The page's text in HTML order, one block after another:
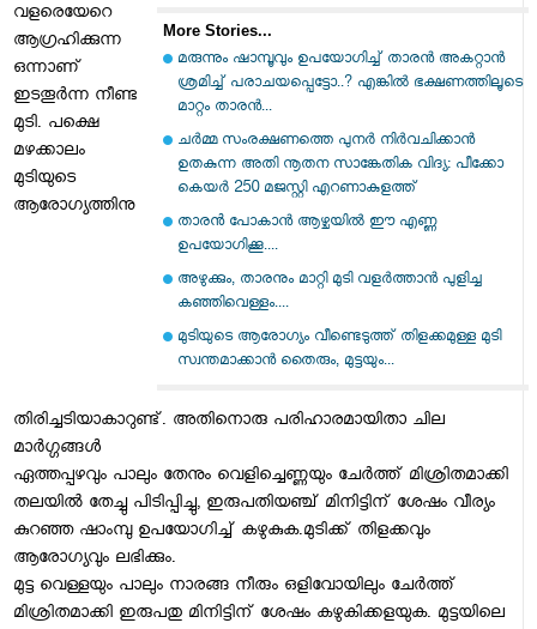
More Stories...
മരുന്നും ഷാമ്പൂവും ഉപയോഗിച്ച് താരൻ അകറ്റാൻ
ശ്രമിച്ച് പരാചയപ്പെട്ടോ..? എങ്കിൽ ഭക്ഷണത്തിലൂടെ
മാറ്റം താരൻ...
ചർമ്മ സംരക്ഷണത്തെ പുനർ നിർവചിക്കാൻ
ഉതകുന്ന അതി നൂതന സാങ്കേതിക വിദ്യ: പീക്കോ
കെയർ 250 മജസ്റ്റി എറണാകുളത്ത്
താരന്‍ പോകാൻ ആഴ്ചയിൽ ഈ എണ്ണ
ഉപയോഗിക്കൂ....
അഴുക്കും, താരനും മാറ്റി മുടി വളർത്താൻ പുളിച്ച
കഞ്ഞിവെള്ളം....
മുടിയുടെ ആരോഗ്യം വീണ്ടെടുത്ത് തിളക്കമുള്ള മുടി
സ്വന്തമാക്കാൻ തൈരും, മുട്ടയും...
വളരെയേറെ
ആഗ്രഹിക്കുന്ന
ഒന്നാണ്
ഇടതൂര്‍ന്ന നീണ്ട
മുടി. പക്ഷെ
മഴക്കാലം
മുടിയുടെ
ആരോഗ്യത്തിനു
തിരിച്ചടിയാകാറുണ്ട്. അതിനൊരു പരിഹാരമായിതാ ചില
മാര്‍ഗ്ഗങ്ങള്‍
ഏത്തപ്പഴവും പാലും തേനും വെളിച്ചെണ്ണയും ചേര്‍ത്ത് മിശ്രിതമാക്കി
തലയില്‍ തേച്ചു പിടിപ്പിച്ചു, ഇരുപതിയഞ്ച് മിനിട്ടിന് ശേഷം വീര്യം
കുറഞ്ഞ ഷാംമ്പു ഉപയോഗിച്ച് കഴുകുക.മുടിക്ക് തിളക്കവും
ആരോഗ്യവും ലഭിക്കും.
മുട്ട വെള്ളയും പാലും നാരങ്ങ നീരും ഒളിവോയിലും ചേര്‍ത്ത്
മിശ്രിതമാക്കി ഇരുപതു മിനിട്ടിന് ശേഷം കഴുകിക്കളയുക. മുട്ടയിലെ